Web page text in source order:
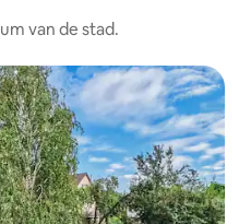
van de stad.